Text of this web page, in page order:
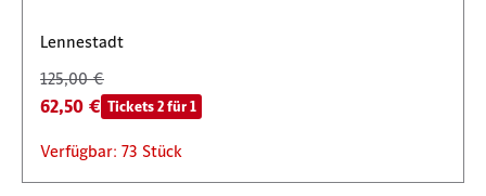
Lennestadt
125,00 €
62,50 € Tickets 2 für 1
Verfügbar: 73 Stück